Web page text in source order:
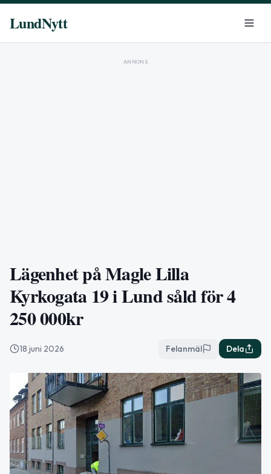
LundNytt
ANNONS
Lägenhet på Magle Lilla
Kyrkogata 19 i Lund såld för 4
250 000kr
18 juni 2026 Felanmäl Dela